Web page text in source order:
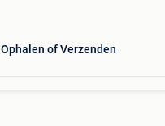
Ophalen of Verzenden